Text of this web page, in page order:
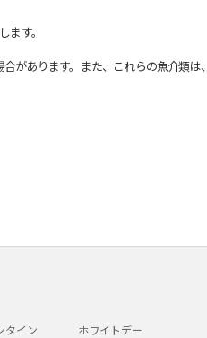
す。
あります。また、これらの魚介類は
タイン ホワイトデー